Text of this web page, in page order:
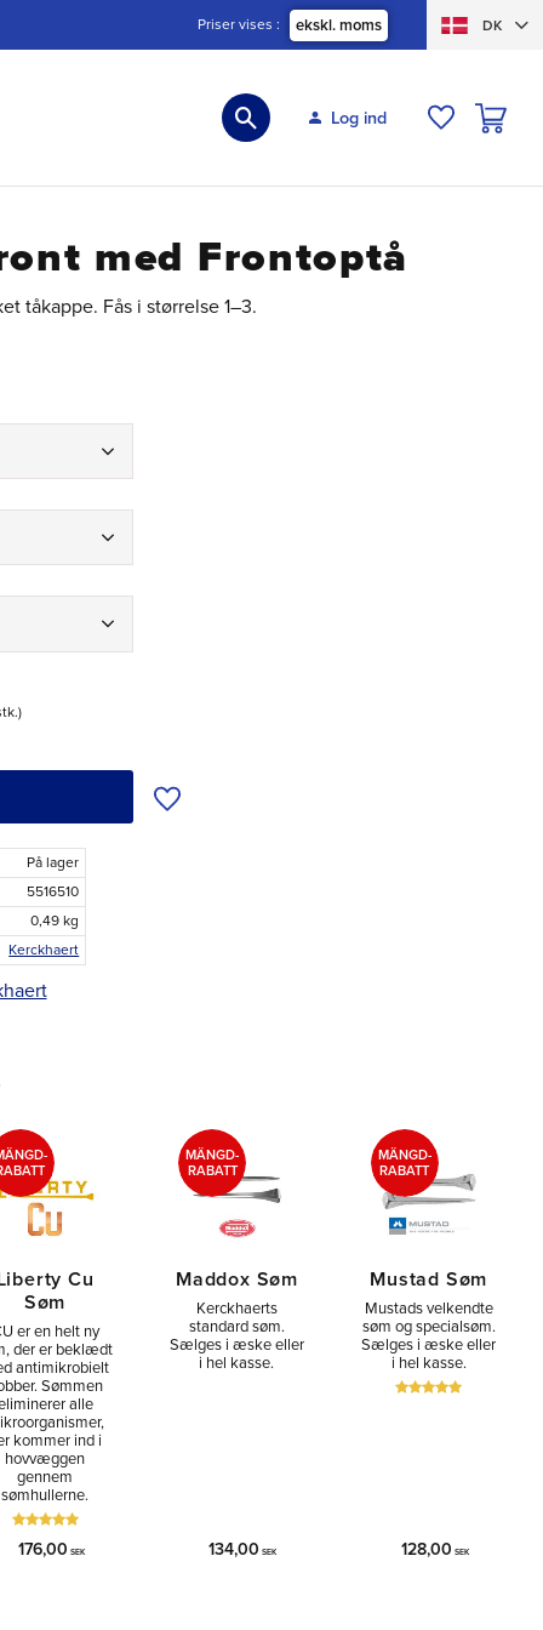
Priser vises ekskl. moms DK
Log ind
med Frontoptå
tåkappe. Fås i størrelse 1–3.
Tilføj til ønskeliste
På lager
5516510
0,49 kg
Kerckhaert
Cu
Søm
er en helt ny
der er beklædt
antimikrobielt
Sømmen
alle
kommer ind i
hovvæggen
gennem
sømhullerne.
176,00 SEK
Maddox Søm
Kerckhaerts
standard søm.
Sælges i æske eller
i hel kasse.
134,00 SEK
MÄNGD-
RABATT
Mustad Søm
Mustads velkendte
søm og specialsøm.
Sælges i æske eller
i hel kasse.
128,00 SEK
MÄNGD-
RABATT